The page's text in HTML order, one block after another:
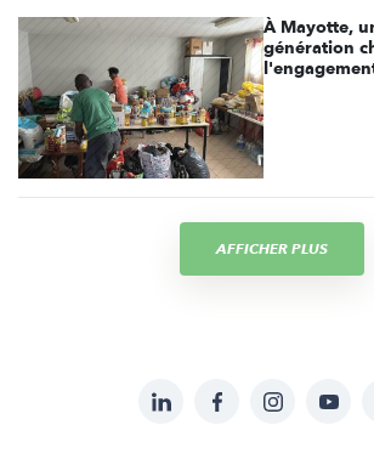
À Mayotte,
génération
AFFICHER PLUS
LinkedInFacebookInstagram